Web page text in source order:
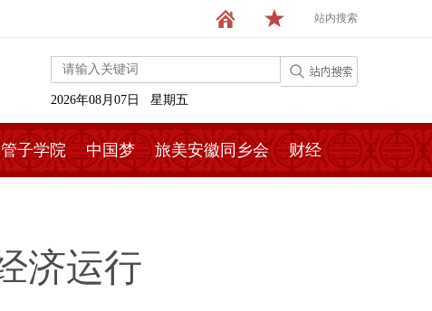
站内搜索
2026年08月07日 星期五
管子学院 中国梦 旅美安徽同乡会 财经
济运行